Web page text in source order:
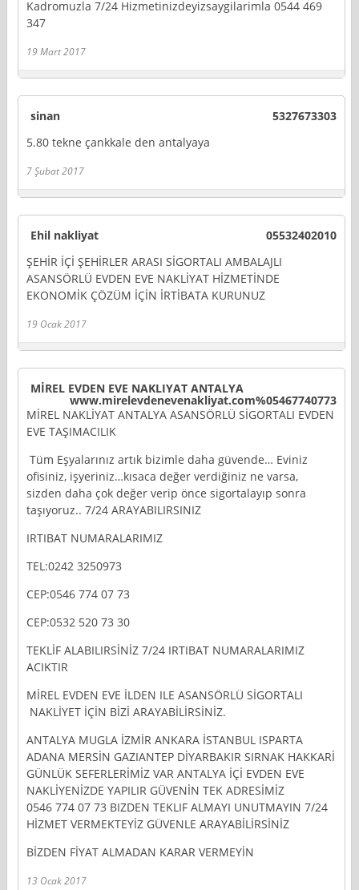
Kadromuzla 7/24 Hizmetinizdeyizsaygilarimla 0544 469
347
19 Mart 2017
sinan
5327673303
5.80 tekne çankkale den antalyaya
7 Şubat 2017
Ehil nakliyat
05532402010
ŞEHİR İÇİ ŞEHİRLER ARASI SİGORTALI AMBALAJLI
ASANSÖRLÜ EVDEN EVE NAKLİYAT HİZMETİNDE
EKONOMİK ÇÖZÜM İÇİN İRTİBATA KURUNUZ
19 Ocak 2017
MİREL EVDEN EVE NAKLIYAT ANTALYA
www.mirelevdenevenakliyat.com%05467740773
MİREL NAKLİYAT ANTALYA ASANSÖRLÜ SİGORTALI EVDEN
EVE TAŞIMACILIK
Tüm Eşyalarınız artık bizimle daha güvende… Eviniz
ofisiniz, işyeriniz…kısaca değer verdiğiniz ne varsa,
sizden daha çok değer verip önce sigortalayıp sonra
taşıyoruz.. 7/24 ARAYABILIRSINIZ
IRTIBAT NUMARALARIMIZ
TEL:0242 3250973
CEP:0546 774 07 73
CEP:0532 520 73 30
TEKLİF ALABILIRSİNİZ 7/24 IRTIBAT NUMARALARIMIZ
ACIKTIR
MİREL EVDEN EVE İLDEN ILE ASANSÖRLÜ SİGORTALI
NAKLİYET İÇİN BİZİ ARAYABİLİRSİNİZ.
ANTALYA MUGLA İZMİR ANKARA İSTANBUL ISPARTA
ADANA MERSİN GAZIANTEP DİYARBAKIR SIRNAK HAKKARİ
GÜNLÜK SEFERLERİMİZ VAR ANTALYA İÇİ EVDEN EVE
NAKLİYENİZDE YAPILIR GÜVENİN TEK ADRESİMİZ
0546 774 07 73 BIZDEN TEKLIF ALMAYI UNUTMAYIN 7/24
HİZMET VERMEKTEYİZ GÜVENLE ARAYABİLİRSİNİZ
BİZDEN FİYAT ALMADAN KARAR VERMEYİN
13 Ocak 2017